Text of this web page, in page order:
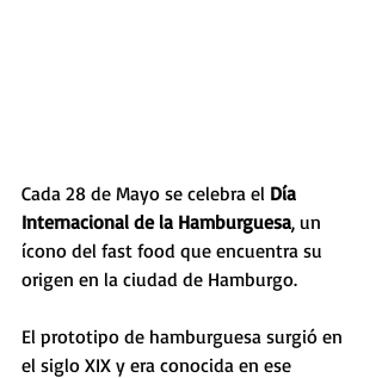
Cada 28 de Mayo se celebra el Día
Internacional de la Hamburguesa, un
ícono del fast food que encuentra su
origen en la ciudad de Hamburgo.
El prototipo de hamburguesa surgió en
el siglo XIX y era conocida en ese